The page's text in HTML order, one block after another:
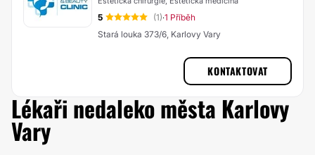
5 (1)·1 Příběh
Stará louka 373/6, Karlovy Vary
KONTAKTOVAT
Lékaři nedaleko města Karlovy
Vary